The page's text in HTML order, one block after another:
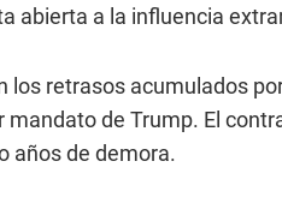
abierta a la influencia
los retrasos acumulados
de Trump. El
años de demora.